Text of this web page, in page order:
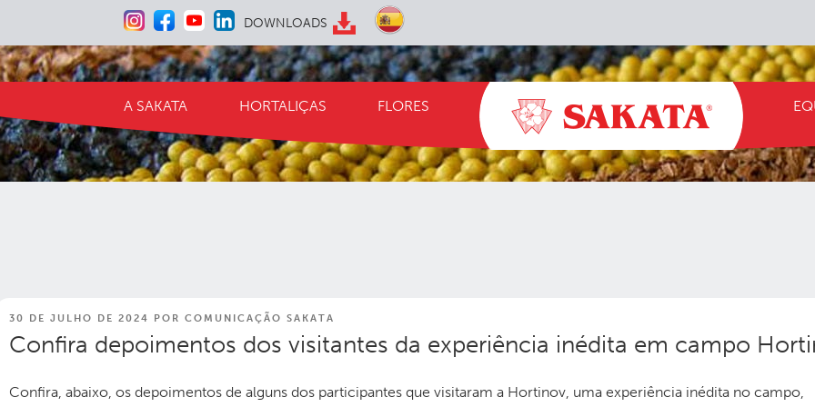
o
conteúdo
DOWNLOADS
A SAKATA HORTALIÇAS FLORES
PUBLICADO
30 DE JULHO DE 2024 POR COMUNICAÇÃO SAKATA
Confira depoimentos dos visitantes da experiência inédita em campo
Confira, abaixo, os depoimentos de alguns dos participantes que visitaram a Hortinov, uma experiência inédita no campo,